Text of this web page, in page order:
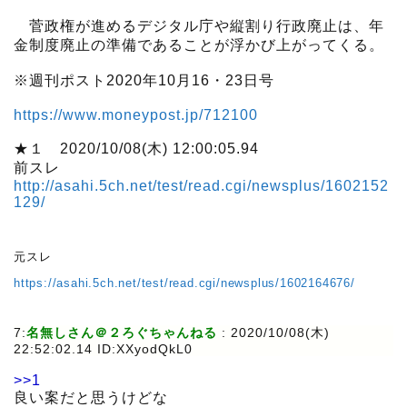
菅政権が進めるデジタル庁や縦割り行政廃止は、年
金制度廃止の準備であることが浮かび上がってくる。
※週刊ポスト2020年10月16・23日号
https://www.moneypost.jp/712100
★１ 2020/10/08(木) 12:00:05.94
前スレ
http://asahi.5ch.net/test/read.cgi/newsplus/1602152
129/
元スレ
https://asahi.5ch.net/test/read.cgi/newsplus/1602164676/
7:名無しさん＠２ろぐちゃんねる : 2020/10/08(木)
22:52:02.14 ID:XXyodQkL0
>>1
良い案だと思うけどな